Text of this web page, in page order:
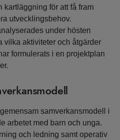
kartläggning för att få fram
utvecklingsbehov.
under hösten
vilka aktiviteter och åtgärder
formulerats i en projektplan
samverkansmodell i
arbetet med barn och unga.
och ledning samt operativ